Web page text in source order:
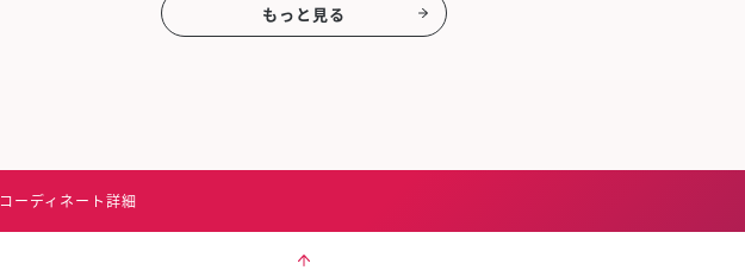
もっと見る
コーディネート詳細